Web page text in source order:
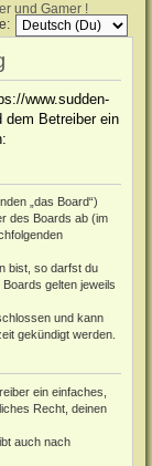
und Gamer !
www.sudden-
dem Betreiber ein
„das Board“)
des Boards ab (im
bist, so darfst du
gelten jeweils
und kann
gekündigt werden.
ein einfaches,
Recht, deinen
auch nach